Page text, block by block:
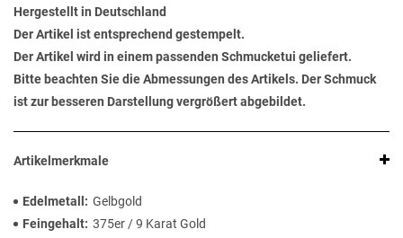
Hergestellt in Deutschland
Der Artikel ist entsprechend gestempelt.
Der Artikel wird in einem passenden Schmucketui geliefert.
Bitte beachten Sie die Abmessungen des Artikels. Der Schmuck
ist zur besseren Darstellung vergrößert abgebildet.
Artikelmerkmale
Edelmetall
Gelbgold
Feingehalt 375er / 9 Karat Gold